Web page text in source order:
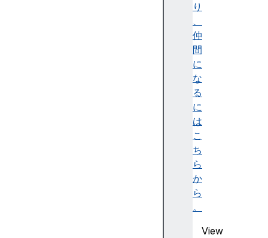
り
、
仲
間
に
な
る
に
は
こ
ち
ら
か
ら
。
View